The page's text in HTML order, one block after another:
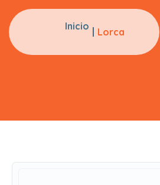
Inicio Lorca